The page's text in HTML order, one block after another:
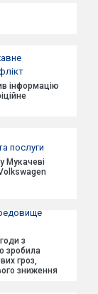
інформацію
послуги
Мукачеві
з
зробила
гроз,
зниження